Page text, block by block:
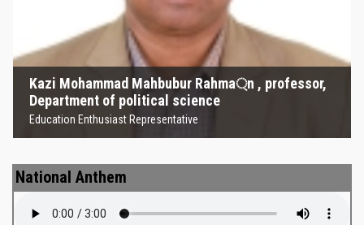
Kazi Mohammad Mahbubur Rahma্‌n , professor,
Department of political science
Education Enthusiast Representative
Education Enthusiast Representative
National Anthem